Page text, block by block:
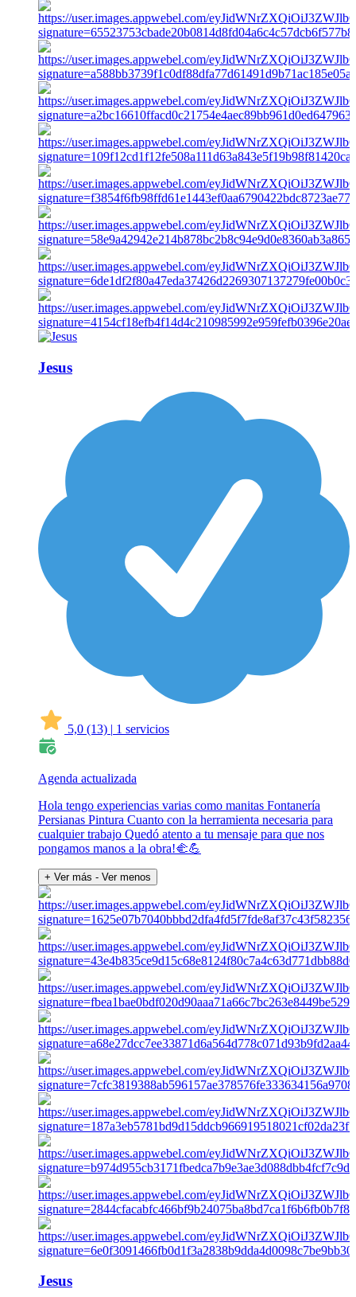
Jesus
5,0 (13) | 1 servicios
Agenda actualizada
Hola tengo experiencias varias como manitas Fontanería
Persianas Pintura Cuanto con la herramienta necesaria para
cualquier trabajo Quedó atento a tu mensaje para que nos
pongamos manos a la obra!🫲💪
+ Ver más - Ver menos
Jesus